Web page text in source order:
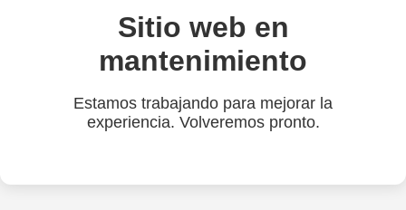
Sitio web en
mantenimiento
Estamos trabajando para mejorar la
experiencia. Volveremos pronto.